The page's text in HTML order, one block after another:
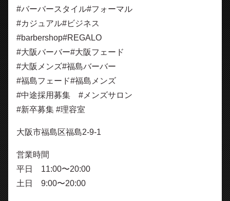
#バーバースタイル#フォーマル
#カジュアル#ビジネス
#barbershop#REGALO
#大阪バーバー#大阪フェード
#大阪メンズ#福島バーバー
#福島フェード#福島メンズ
#中途採用募集 #メンズサロン
#新卒募集 #理容室
大阪市福島区福島2-9-1
営業時間
平日 11:00〜20:00
土日 9:00〜20:00